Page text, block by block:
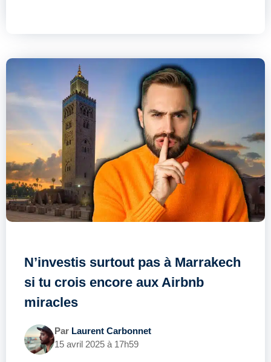
N’investis surtout pas à Marrakech
si tu crois encore aux Airbnb
miracles
Par Laurent Carbonnet
15 avril 2025 à 17h59